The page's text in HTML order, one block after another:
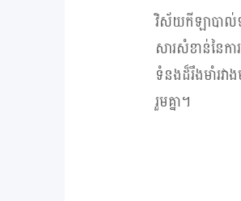
វិស័យកីឡាបាល់
សារសំខាន់នៃក
ទំនងដ៏រឹងមាំរ
រួមគ្នា។